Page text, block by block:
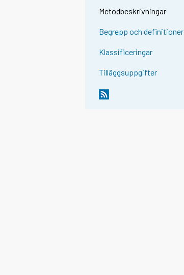
Metodbeskrivningar
Begrepp och definitioner
Klassificeringar
Tilläggsuppgifter